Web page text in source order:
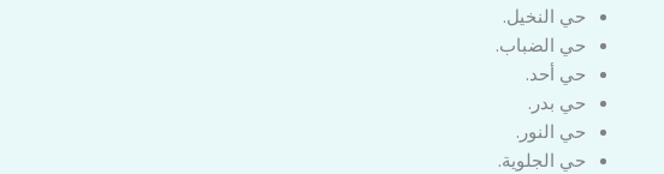
حي النخيل.
حي الضباب.
حي أحد.
حي بدر.
حي النور.
حي الجلوية.